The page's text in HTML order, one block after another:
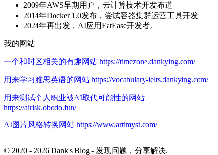
2009年AWS早期用户，云计算技术开发布道
2014年Docker 1.0发布，尝试容器集群运营工具开发
2024年再出发，AI应用EatEase开发者。
我的网站
一个和时区相关的有趣网站 https://timezone.dankying.com/
用来学习雅思英语的网站 https://vocabulary-ielts.dankying.com/
用来测试个人职业被AI取代可能性的网站
https://airisk.obodo.fun/
AI图片风格转换网站 https://www.artimyst.com/
© 2020 - 2026 Dank's Blog - 发现问题，分享解决.